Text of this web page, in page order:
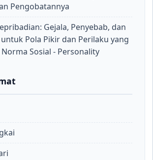
Pengobatannya
Gejala, Penyebab, dan
Pola Pikir dan Perilaku yang
Sosial - Personality